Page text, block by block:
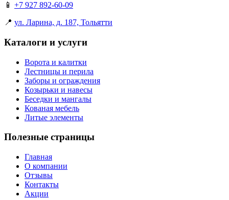
📱 +7 927 892-60-09
📍 ул. Ларина, д. 187, Тольятти
Каталоги и услуги
Ворота и калитки
Лестницы и перила
Заборы и ограждения
Козырьки и навесы
Беседки и мангалы
Кованая мебель
Литые элементы
Полезные страницы
Главная
О компании
Отзывы
Контакты
Акции